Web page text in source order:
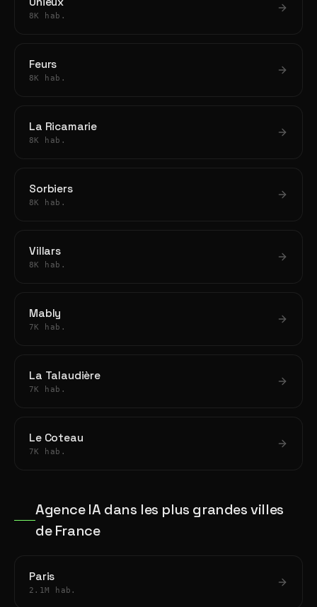
8K hab.
Feurs
8K hab.
La Ricamarie
8K hab.
Sorbiers
8K hab.
Villars
8K hab.
Mably
7K hab.
La Talaudière
7K hab.
Le Coteau
7K hab.
Agence IA dans les plus grandes villes
de France
Paris
2.1M hab.